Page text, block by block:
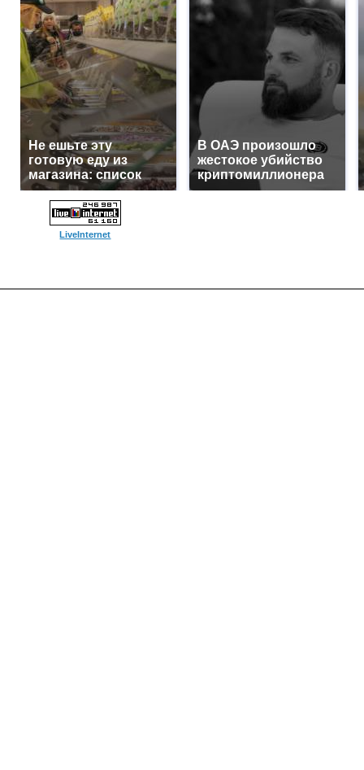
Не ешьте эту
готовую еду из
магазина: список
В ОАЭ произошло
жестокое убийство
криптомиллионера
LiveInternet